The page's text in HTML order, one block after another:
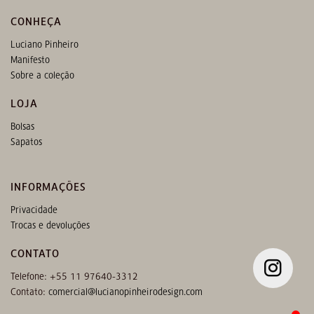
CONHEÇA
Luciano Pinheiro
Manifesto
Sobre a coleção
LOJA
Bolsas
Sapatos
INFORMAÇÕES
Privacidade
Trocas e devoluções
CONTATO
Telefone: +55 11 97640-3312
Contato: comercial@lucianopinheirodesign.com